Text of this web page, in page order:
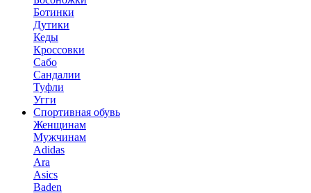
Ботинки
Дутики
Кеды
Кроссовки
Сабо
Сандалии
Туфли
Угги
Спортивная обувь
Женщинам
Мужчинам
Adidas
Ara
Asics
Baden